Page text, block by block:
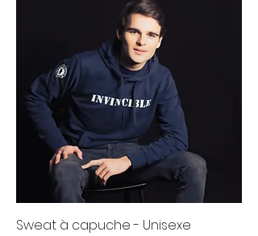
Sweat à capuche - Unisexe